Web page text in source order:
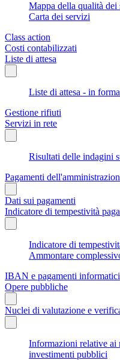
Mappa della qualità dei
Carta dei servizi
Class action
Costi contabilizzati
Liste di attesa
Liste di attesa - in
Gestione rifiuti
Servizi in rete
Risultati delle indagini
Pagamenti
Dati sui pagamenti
Indicatore di tempestività
Indicatore di
Ammontare
IBAN e pagamenti informatici
Opere pubbliche
Nuclei di valutazione e
Informazioni relative ai
investimenti pubblici